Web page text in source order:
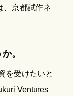
、京都試作ネ
。
を受けたいと
Ventures